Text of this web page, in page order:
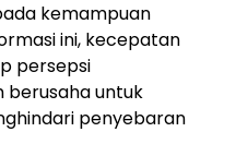
kemampuan
ini, kecepatan
persepsi
berusaha untuk
penyebaran